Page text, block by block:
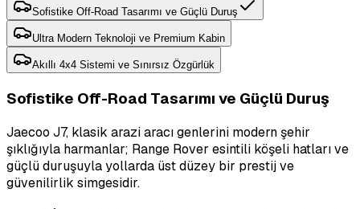
Sofistike Off-Road Tasarımı ve Güçlü Duruş
Ultra Modern Teknoloji ve Premium Kabin
Akıllı 4x4 Sistemi ve Sınırsız Özgürlük
Sofistike Off-Road Tasarımı ve Güçlü Duruş
Jaecoo J7, klasik arazi aracı genlerini modern şehir
şıklığıyla harmanlar; Range Rover esintili köşeli hatları ve
güçlü duruşuyla yollarda üst düzey bir prestij ve
güvenilirlik simgesidir.